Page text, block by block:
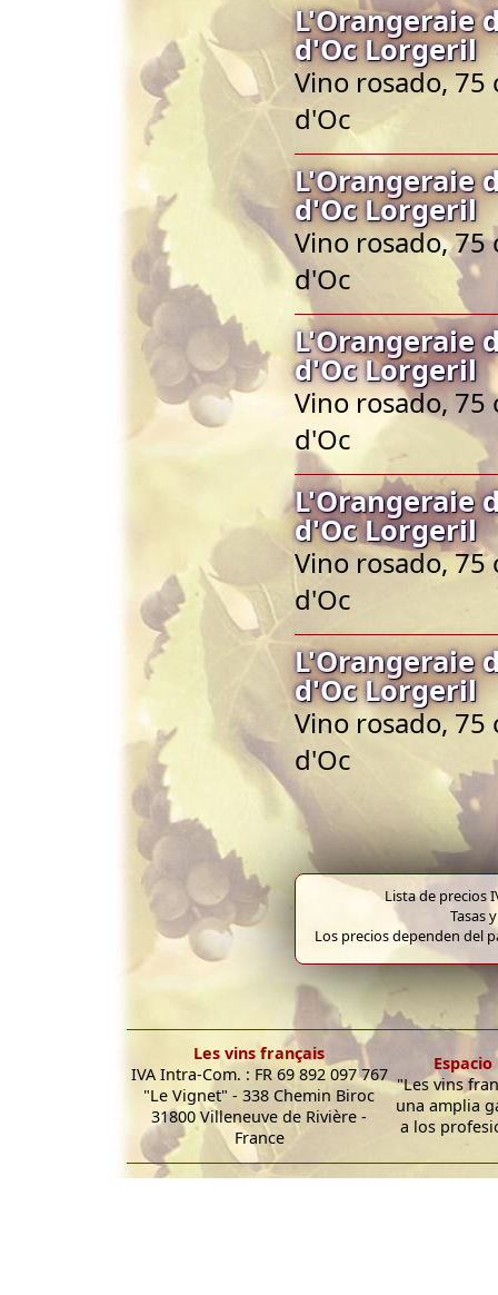
L'Orangeraie
d'Oc Lorgeril
Vino rosado, 75
d'Oc
L'Orangeraie
d'Oc Lorgeril
Vino rosado, 75
d'Oc
L'Orangeraie
d'Oc Lorgeril
Vino rosado, 75
d'Oc
L'Orangeraie
d'Oc Lorgeril
Vino rosado, 75
d'Oc
L'Orangeraie
d'Oc Lorgeril
Vino rosado, 75
d'Oc
Lista de precios
Tasas
Los precios dependen del
Les vins français
IVA Intra-Com. : FR 69 892 097 767
"Le Vignet" - 338 Chemin Biroc
31800 Villeneuve de Rivière -
France
"Les vins
una amplia
a los